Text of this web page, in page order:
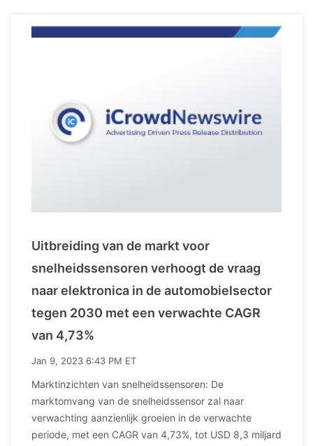
Uitbreiding van de markt voor
snelheidssensoren verhoogt de vraag
naar elektronica in de automobielsector
tegen 2030 met een verwachte CAGR
van 4,73%
Jan 9, 2023 6:43 PM ET
Marktinzichten van snelheidssensoren: De
marktomvang van de snelheidssensor zal naar
verwachting aanzienlijk groeien in de verwachte
periode, met een CAGR van 4,73%, tot USD 8,3 miljard